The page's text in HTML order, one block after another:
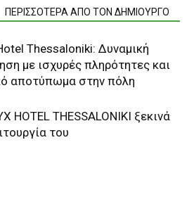
ΠΕΡΙΣΣΟΤΕΡΑ ΑΠΟ ΤΟΝ ΔΗΜΙΟΥΡΓΟ
Thessaloniki: Δυναμική
με ισχυρές πληρότητες και
αποτύπωμα στην πόλη
HOTEL THESSALONIKI ξεκινά
του